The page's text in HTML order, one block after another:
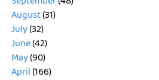
August(31)
July(32)
June(42)
May(90)
April(166)